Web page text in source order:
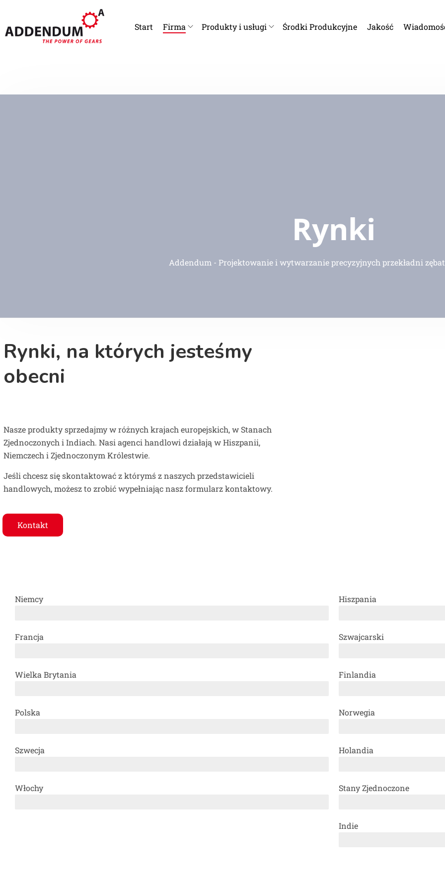
Start Firma Produkty i usługi Środki Produkcyjne Jakość
Rynki
Addendum - Projektowanie i wytwarzanie precyzyjnych przekładni
Rynki, na których jesteśmy
obecni
Nasze produkty sprzedajmy w różnych krajach europejskich, w Stanach
Zjednoczonych i Indiach. Nasi agenci handlowi działają w Hiszpanii,
Niemczech i Zjednoczonym Królestwie.
Jeśli chcesz się skontaktować z którymś z naszych przedstawicieli
handlowych, możesz to zrobić wypełniając nasz formularz kontaktowy.
Kontakt
Niemcy
Francja
Wielka Brytania
Polska
Szwecja
Włochy
Hiszpania
Szwajcarski
Finlandia
Norwegia
Holandia
Stany Zjednoczone
Indie